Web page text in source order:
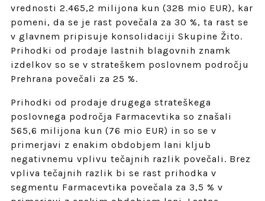
vrednosti 2.465,2 milijona kun (328 mio EUR), kar
pomeni, da se je rast povečala za 30 %, ta rast se
v glavnem pripisuje konsolidaciji Skupine Žito.
Prihodki od prodaje lastnih blagovnih znamk
izdelkov so se v strateškem poslovnem področju
Prehrana povečali za 25 %.
Prihodki od prodaje drugega strateškega
poslovnega področja Farmacevtika so znašali
565,6 milijona kun (76 mio EUR) in so se v
primerjavi z enakim obdobjem lani kljub
negativnemu vplivu tečajnih razlik povečali. Brez
vpliva tečajnih razlik bi se rast prihodka v
segmentu Farmacevtika povečala za 3,5 % v